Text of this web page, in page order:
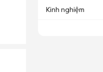
Kinh nghiệm